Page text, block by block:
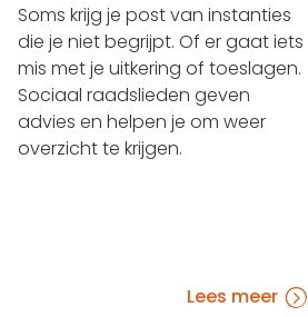
Soms krijg je post van instanties
die je niet begrijpt. Of er gaat iets
mis met je uitkering of toeslagen.
Sociaal raadslieden geven
advies en helpen je om weer
overzicht te krijgen.
=
Lees meer